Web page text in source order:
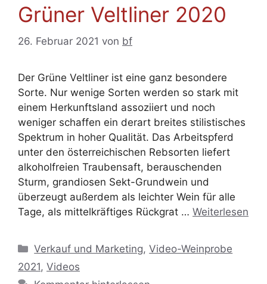
Grüner Veltliner 2020
26. Februar 2021 von bf
Der Grüne Veltliner ist eine ganz besondere
Sorte. Nur wenige Sorten werden so stark mit
einem Herkunftsland assoziiert und noch
weniger schaffen ein derart breites stilistisches
Spektrum in hoher Qualität. Das Arbeitspferd
unter den österreichischen Rebsorten liefert
alkoholfreien Traubensaft, berauschenden
Sturm, grandiosen Sekt-Grundwein und
überzeugt außerdem als leichter Wein für alle
Tage, als mittelkräftiges Rückgrat … Weiterlesen
Kategorien
Verkauf und Marketing,Video-Weinprobe
2021, Videos